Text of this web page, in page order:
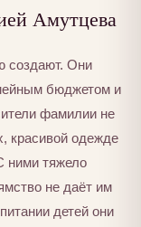
Амутцева
создают. Они
бюджетом и
фамилии не
красивой одежде
ними тяжело
не даёт им
детей они